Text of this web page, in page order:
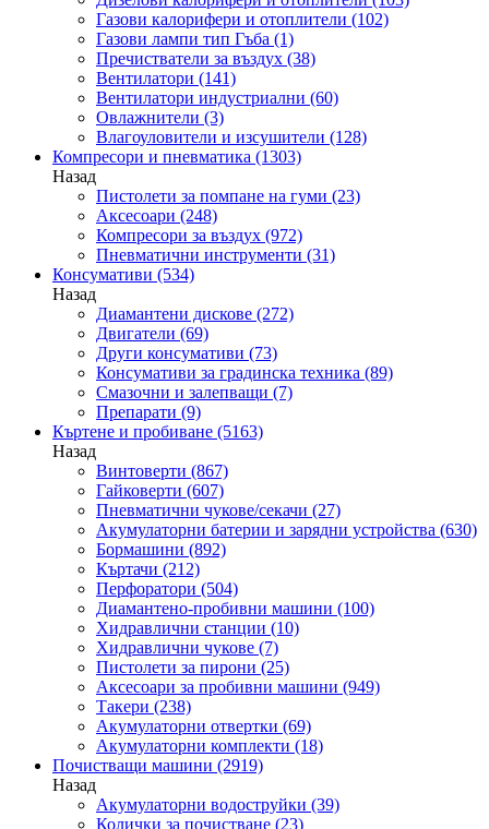
Газови калорифери и отоплители (102)
Газови лампи тип Гъба (1)
Пречистватели за въздух (38)
Вентилатори (141)
Вентилатори индустриални (60)
Овлажнители (3)
Влагоуловители и изсушители (128)
Компресори и пневматика (1303)
Назад
Пистолети за помпане на гуми (23)
Аксесоари (248)
Компресори за въздух (972)
Пневматични инструменти (31)
Консумативи (534)
Назад
Диамантени дискове (272)
Двигатели (69)
Други консумативи (73)
Консумативи за градинска техника (89)
Смазочни и залепващи (7)
Препарати (9)
Къртене и пробиване (5163)
Назад
Винтоверти (867)
Гайковерти (607)
Пневматични чукове/секачи (27)
Акумулаторни батерии и зарядни устройства (630)
Бормашини (892)
Къртачи (212)
Перфоратори (504)
Диамантено-пробивни машини (100)
Хидравлични станции (10)
Хидравлични чукове (7)
Пистолети за пирони (25)
Аксесоари за пробивни машини (949)
Такери (238)
Акумулаторни отвертки (69)
Акумулаторни комплекти (18)
Почистващи машини (2919)
Назад
Акумулаторни водоструйки (39)
Колички за почистване (23)